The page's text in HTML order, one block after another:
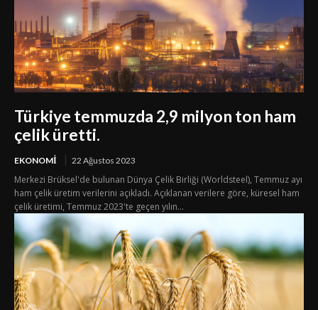
Türkiye temmuzda 2,9 milyon ton ham
çelik üretti.
EKONOMI 22 Ağustos 2023
Merkezi Brüksel'de bulunan Dünya Çelik Birliği (Worldsteel), Temmuz ayı
ham çelik üretim verilerini açıkladı. Açıklanan verilere göre, küresel ham
çelik üretimi, Temmuz 2023'te geçen yılın...